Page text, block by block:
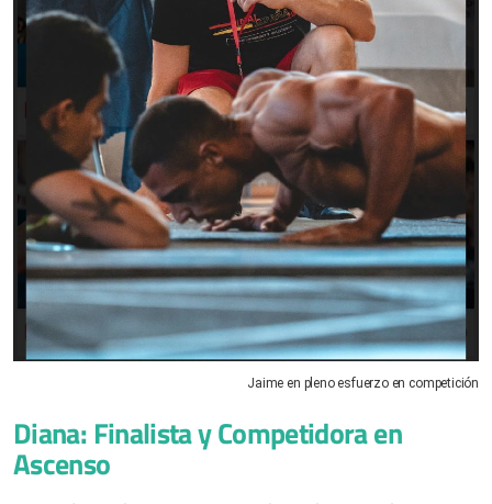
Jaime en pleno esfuerzo en competición
Diana: Finalista y Competidora en
Ascenso